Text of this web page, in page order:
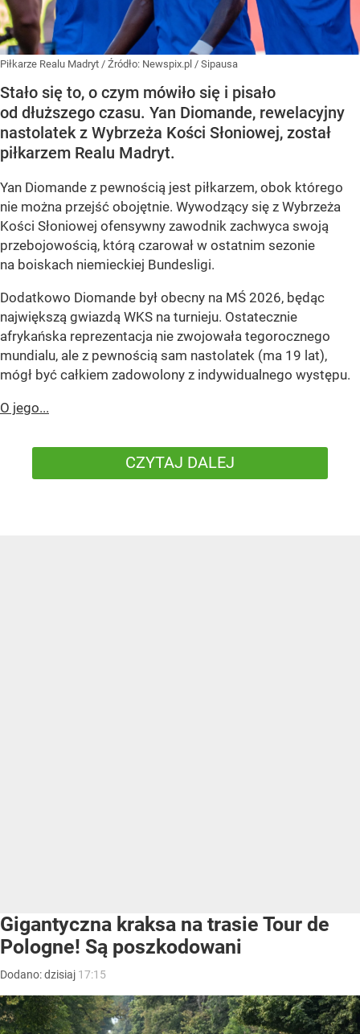
Piłkarze Realu Madryt / Źródło: Newspix.pl / Sipausa
Stało się to, o czym mówiło się i pisało
od dłuższego czasu. Yan Diomande, rewelacyjny
nastolatek z Wybrzeża Kości Słoniowej, został
piłkarzem Realu Madryt.
Yan Diomande z pewnością jest piłkarzem, obok którego
nie można przejść obojętnie. Wywodzący się z Wybrzeża
Kości Słoniowej ofensywny zawodnik zachwyca swoją
przebojowością, którą czarował w ostatnim sezonie
na boiskach niemieckiej Bundesligi.
Dodatkowo Diomande był obecny na MŚ 2026, będąc
największą gwiazdą WKS na turnieju. Ostatecznie
afrykańska reprezentacja nie zwojowała tegorocznego
mundialu, ale z pewnością sam nastolatek (ma 19 lat),
mógł być całkiem zadowolony z indywidualnego występu.
O jego...
CZYTAJ DALEJ
Gigantyczna kraksa na trasie Tour de
Pologne! Są poszkodowani
Dodano:dzisiaj 17:15